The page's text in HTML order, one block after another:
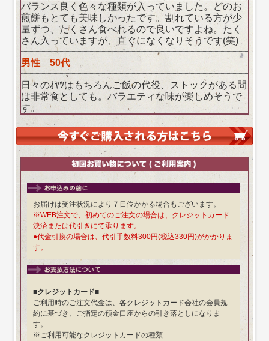
バランス良く色々な種類が入っていました。どのお
煎餅もとても美味しかったです。割れている方が少
量ずつ、たくさん食べれるので良いですよね。たく
さん入っていますが、直ぐになくなりそうです(笑)
男性 50代
日々のｵﾔﾂはもちろんご飯の代役、ストックがある間
は非常食としても。バラエティな味が楽しめそうで
す。
お届けは受注状況により７日位かかる場合もございます。
※WEB注文で、初めてのご注文の場合は、クレジットカード
決済または代引きにて承ります。
●代金引換の場合は、代引手数料300円(税込330円)がかかりま
す。
■クレジットカード■
ご利用時のご注文代金は、各クレジットカード会社の会員規
約に基づき、ご指定の預金口座からの引き落としになりま
す。
※ご利用可能なクレジットカードの種類